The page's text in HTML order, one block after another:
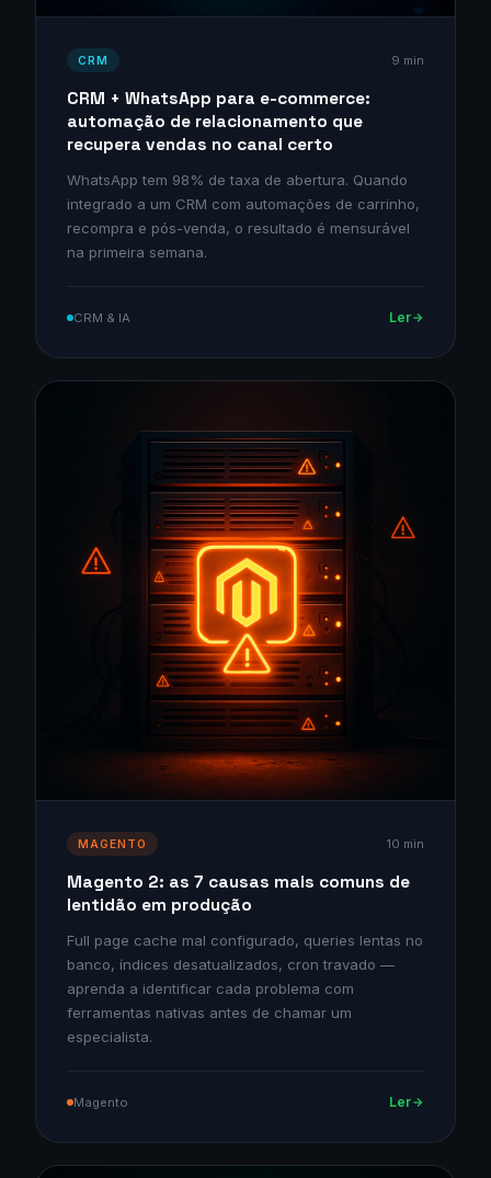
CRM 9 min
CRM + WhatsApp para e-commerce:
automação de relacionamento que
recupera vendas no canal certo
WhatsApp tem 98% de taxa de abertura. Quando
integrado a um CRM com automações de carrinho,
recompra e pós-venda, o resultado é mensurável
na primeira semana.
CRM & IA Ler
MAGENTO 10 min
Magento 2: as 7 causas mais comuns de
lentidão em produção
Full page cache mal configurado, queries lentas no
banco, índices desatualizados, cron travado —
aprenda a identificar cada problema com
ferramentas nativas antes de chamar um
especialista.
Magento Ler